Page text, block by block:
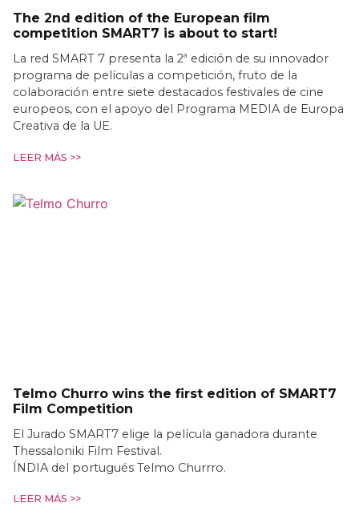
The 2nd edition of the European film
competition SMART7 is about to start!
La red SMART 7 presenta la 2ª edición de su innovador
programa de películas a competición, fruto de la
colaboración entre siete destacados festivales de cine
europeos, con el apoyo del Programa MEDIA de Europa
Creativa de la UE.
LEER MÁS >>
Telmo Churro wins the first edition of SMART7
Film Competition
El Jurado SMART7 elige la película ganadora durante
Thessaloniki Film Festival.
ÍNDIA del portugués Telmo Churrro.
LEER MÁS >>